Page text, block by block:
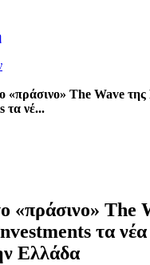
«πράσινο» The Wave
τα νέ...
«πράσινο» The
τα νέα
Ελλάδα